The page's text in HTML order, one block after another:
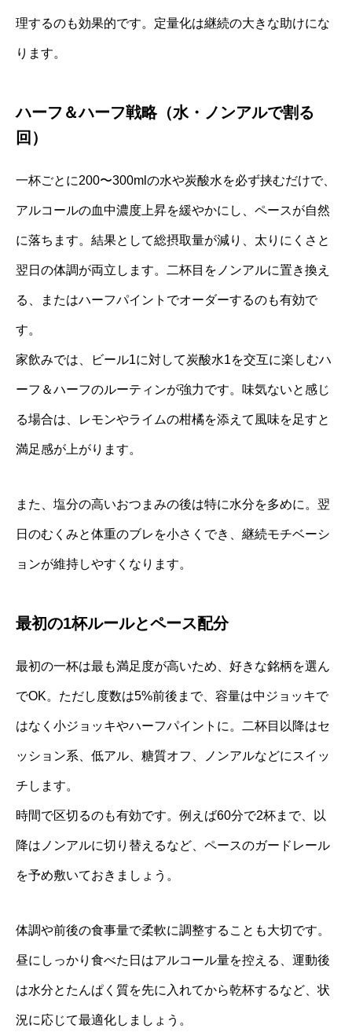
理するのも効果的です。定量化は継続の大きな助けにな
ります。
ハーフ＆ハーフ戦略（水・ノンアルで割る
回）
一杯ごとに200〜300mlの水や炭酸水を必ず挟むだけで、
アルコールの血中濃度上昇を緩やかにし、ペースが自然
に落ちます。結果として総摂取量が減り、太りにくさと
翌日の体調が両立します。二杯目をノンアルに置き換え
る、またはハーフパイントでオーダーするのも有効で
す。
家飲みでは、ビール1に対して炭酸水1を交互に楽しむハ
ーフ＆ハーフのルーティンが強力です。味気ないと感じ
る場合は、レモンやライムの柑橘を添えて風味を足すと
満足感が上がります。
また、塩分の高いおつまみの後は特に水分を多めに。翌
日のむくみと体重のブレを小さくでき、継続モチベーシ
ョンが維持しやすくなります。
最初の1杯ルールとペース配分
最初の一杯は最も満足度が高いため、好きな銘柄を選ん
でOK。ただし度数は5%前後まで、容量は中ジョッキで
はなく小ジョッキやハーフパイントに。二杯目以降はセ
ッション系、低アル、糖質オフ、ノンアルなどにスイッ
チします。
時間で区切るのも有効です。例えば60分で2杯まで、以
降はノンアルに切り替えるなど、ペースのガードレール
を予め敷いておきましょう。
体調や前後の食事量で柔軟に調整することも大切です。
昼にしっかり食べた日はアルコール量を控える、運動後
は水分とたんぱく質を先に入れてから乾杯するなど、状
況に応じて最適化しましょう。